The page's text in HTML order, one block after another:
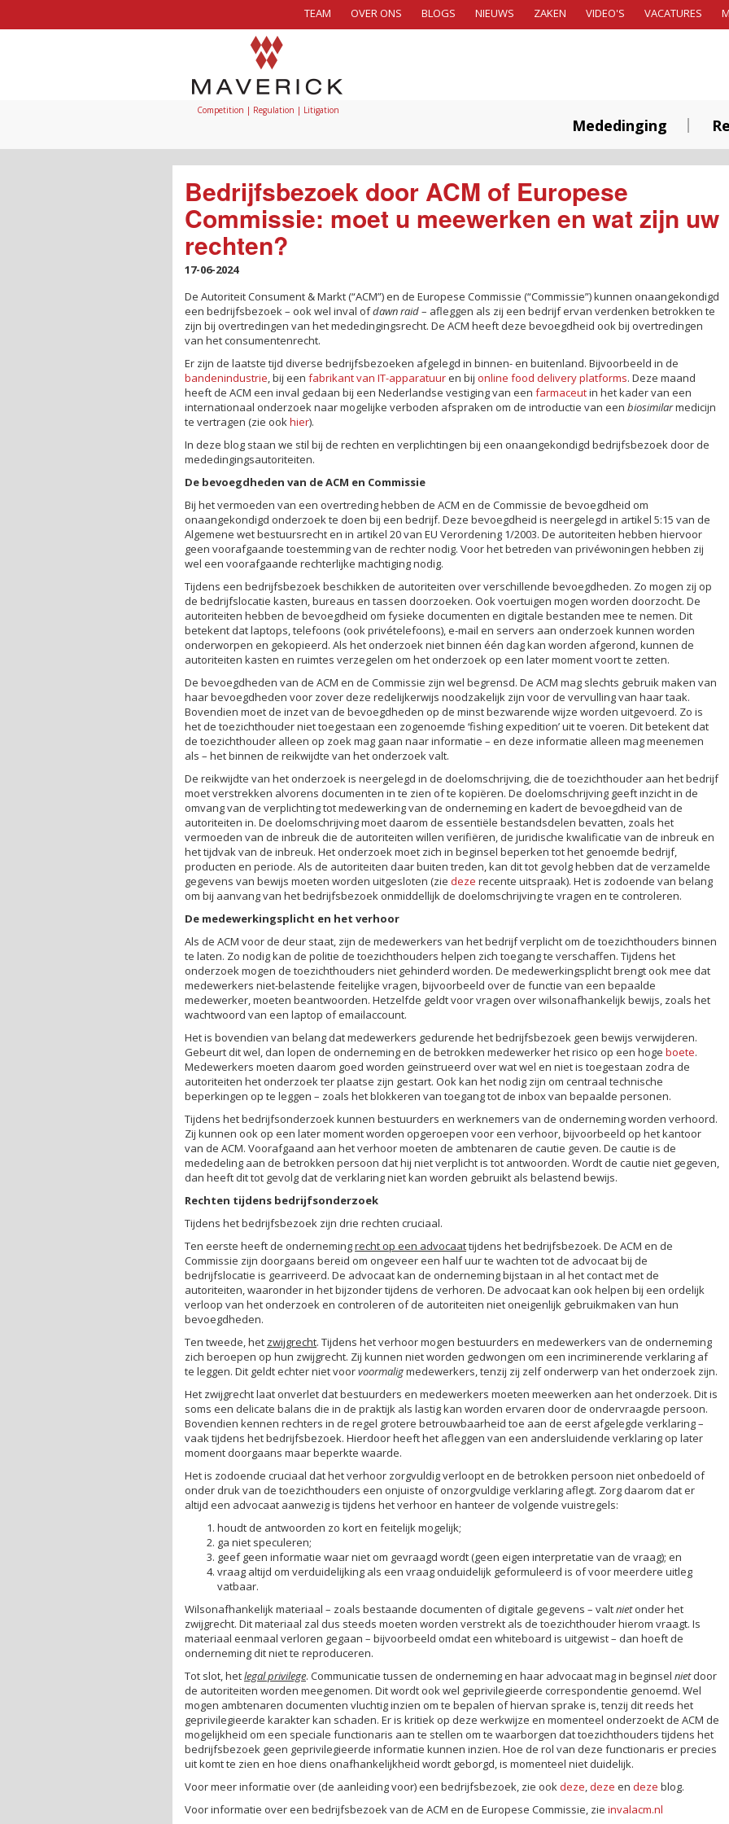
TEAM OVER ONS BLOGS NIEUWS ZAKEN VIDEO'S VACATURES
Competition | Regulation | Litigation
Mededinging
Bedrijfsbezoek door ACM of Europese
Commissie: moet u meewerken en wat zijn uw
rechten?
17-06-2024
De Autoriteit Consument & Markt (“ACM”) en de Europese Commissie (“Commissie”) kunnen onaangekondigd
een bedrijfsbezoek – ook wel inval ofdawn raid– afleggen als zij een bedrijf ervan verdenken betrokken te
zijn bij overtredingen van het mededingingsrecht. De ACM heeft deze bevoegdheid ook bij overtredingen
van het consumentenrecht.
Er zijn de laatste tijd diverse bedrijfsbezoeken afgelegd in binnen- en buitenland. Bijvoorbeeld in de
bandenindustrie , bij een fabrikant van IT-apparatuuren bij online food delivery platforms. Deze maand
heeft de ACM een inval gedaan bij een Nederlandse vestiging van een farmaceutin het kader van een
internationaal onderzoek naar mogelijke verboden afspraken om de introductie van een biosimilarmedicijn
te vertragen (zie ook hier).
In deze blog staan we stil bij de rechten en verplichtingen bij een onaangekondigd bedrijfsbezoek door de
mededingingsautoriteiten.
De bevoegdheden van de ACM en Commissie
Bij het vermoeden van een overtreding hebben de ACM en de Commissie de bevoegdheid om
onaangekondigd onderzoek te doen bij een bedrijf. Deze bevoegdheid is neergelegd in artikel 5:15 van de
Algemene wet bestuursrecht en in artikel 20 van EU Verordening 1/2003. De autoriteiten hebben hiervoor
geen voorafgaande toestemming van de rechter nodig. Voor het betreden van privéwoningen hebben zij
wel een voorafgaande rechterlijke machtiging nodig.
Tijdens een bedrijfsbezoek beschikken de autoriteiten over verschillende bevoegdheden. Zo mogen zij op
de bedrijfslocatie kasten, bureaus en tassen doorzoeken. Ook voertuigen mogen worden doorzocht. De
autoriteiten hebben de bevoegdheid om fysieke documenten en digitale bestanden mee te nemen. Dit
betekent dat laptops, telefoons (ook privételefoons), e-mail en servers aan onderzoek kunnen worden
onderworpen en gekopieerd. Als het onderzoek niet binnen één dag kan worden afgerond, kunnen de
autoriteiten kasten en ruimtes verzegelen om het onderzoek op een later moment voort te zetten.
De bevoegdheden van de ACM en de Commissie zijn wel begrensd. De ACM mag slechts gebruik maken van
haar bevoegdheden voor zover deze redelijkerwijs noodzakelijk zijn voor de vervulling van haar taak.
Bovendien moet de inzet van de bevoegdheden op de minst bezwarende wijze worden uitgevoerd. Zo is
het de toezichthouder niet toegestaan een zogenoemde ‘fishing expedition’ uit te voeren. Dit betekent dat
de toezichthouder alleen op zoek mag gaan naar informatie – en deze informatie alleen mag meenemen
als – het binnen de reikwijdte van het onderzoek valt.
De reikwijdte van het onderzoek is neergelegd in de doelomschrijving, die de toezichthouder aan het bedrijf
moet verstrekken alvorens documenten in te zien of te kopiëren. De doelomschrijving geeft inzicht in de
omvang van de verplichting tot medewerking van de onderneming en kadert de bevoegdheid van de
autoriteiten in. De doelomschrijving moet daarom de essentiële bestandsdelen bevatten, zoals het
vermoeden van de inbreuk die de autoriteiten willen verifiëren, de juridische kwalificatie van de inbreuk en
het tijdvak van de inbreuk. Het onderzoek moet zich in beginsel beperken tot het genoemde bedrijf,
producten en periode. Als de autoriteiten daar buiten treden, kan dit tot gevolg hebben dat de verzamelde
gegevens van bewijs moeten worden uitgesloten (zie deze recente uitspraak). Het is zodoende van belang
om bij aanvang van het bedrijfsbezoek onmiddellijk de doelomschrijving te vragen en te controleren.
De medewerkingsplicht en het verhoor
Als de ACM voor de deur staat, zijn de medewerkers van het bedrijf verplicht om de toezichthouders binnen
te laten. Zo nodig kan de politie de toezichthouders helpen zich toegang te verschaffen. Tijdens het
onderzoek mogen de toezichthouders niet gehinderd worden. De medewerkingsplicht brengt ook mee dat
medewerkers niet-belastende feitelijke vragen, bijvoorbeeld over de functie van een bepaalde
medewerker, moeten beantwoorden. Hetzelfde geldt voor vragen over wilsonafhankelijk bewijs, zoals het
wachtwoord van een laptop of emailaccount.
Het is bovendien van belang dat medewerkers gedurende het bedrijfsbezoek geen bewijs verwijderen.
Gebeurt dit wel, dan lopen de onderneming en de betrokken medewerker het risico op een hoge boete.
Medewerkers moeten daarom goed worden geïnstrueerd over wat wel en niet is toegestaan zodra de
autoriteiten het onderzoek ter plaatse zijn gestart. Ook kan het nodig zijn om centraal technische
beperkingen op te leggen – zoals het blokkeren van toegang tot de inbox van bepaalde personen.
Tijdens het bedrijfsonderzoek kunnen bestuurders en werknemers van de onderneming worden verhoord.
Zij kunnen ook op een later moment worden opgeroepen voor een verhoor, bijvoorbeeld op het kantoor
van de ACM. Voorafgaand aan het verhoor moeten de ambtenaren de cautie geven. De cautie is de
mededeling aan de betrokken persoon dat hij niet verplicht is tot antwoorden. Wordt de cautie niet gegeven,
dan heeft dit tot gevolg dat de verklaring niet kan worden gebruikt als belastend bewijs.
Rechten tijdens bedrijfsonderzoek
Tijdens het bedrijfsbezoek zijn drie rechten cruciaal.
Ten eerste heeft de ondernemingrecht op een advocaattijdens het bedrijfsbezoek. De ACM en de
Commissie zijn doorgaans bereid om ongeveer een half uur te wachten tot de advocaat bij de
bedrijfslocatie is gearriveerd. De advocaat kan de onderneming bijstaan in al het contact met de
autoriteiten, waaronder in het bijzonder tijdens de verhoren. De advocaat kan ook helpen bij een ordelijk
verloop van het onderzoek en controleren of de autoriteiten niet oneigenlijk gebruikmaken van hun
bevoegdheden.
Ten tweede, het zwijgrecht. Tijdens het verhoor mogen bestuurders en medewerkers van de onderneming
zich beroepen op hun zwijgrecht. Zij kunnen niet worden gedwongen om een incriminerende verklaring af
te leggen. Dit geldt echter niet voorvoormaligmedewerkers, tenzij zij zelf onderwerp van het onderzoek zijn.
Het zwijgrecht laat onverlet dat bestuurders en medewerkers moeten meewerken aan het onderzoek. Dit is
soms een delicate balans die in de praktijk als lastig kan worden ervaren door de ondervraagde persoon.
Bovendien kennen rechters in de regel grotere betrouwbaarheid toe aan de eerst afgelegde verklaring –
vaak tijdens het bedrijfsbezoek. Hierdoor heeft het afleggen van een andersluidende verklaring op later
moment doorgaans maar beperkte waarde.
Het is zodoende cruciaal dat het verhoor zorgvuldig verloopt en de betrokken persoon niet onbedoeld of
onder druk van de toezichthouders een onjuiste of onzorgvuldige verklaring aflegt. Zorg daarom dat er
altijd een advocaat aanwezig is tijdens het verhoor en hanteer de volgende vuistregels:
houdt de antwoorden zo kort en feitelijk mogelijk;
ga niet speculeren;
geef geen informatie waar niet om gevraagd wordt (geen eigen interpretatie van de vraag); en
vraag altijd om verduidelijking als een vraag onduidelijk geformuleerd is of voor meerdere uitleg
vatbaar.
Wilsonafhankelijk materiaal – zoals bestaande documenten of digitale gegevens – valtnietonder het
zwijgrecht. Dit materiaal zal dus steeds moeten worden verstrekt als de toezichthouder hierom vraagt. Is
materiaal eenmaal verloren gegaan – bijvoorbeeld omdat een whiteboard is uitgewist – dan hoeft de
onderneming dit niet te reproduceren.
Tot slot, hetlegal privilege. Communicatie tussen de onderneming en haar advocaat mag in beginsel nietdoor
de autoriteiten worden meegenomen. Dit wordt ook wel geprivilegieerde correspondentie genoemd. Wel
mogen ambtenaren documenten vluchtig inzien om te bepalen of hiervan sprake is, tenzij dit reeds het
geprivilegieerde karakter kan schaden. Er is kritiek op deze werkwijze en momenteel onderzoekt de ACM de
mogelijkheid om een speciale functionaris aan te stellen om te waarborgen dat toezichthouders tijdens het
bedrijfsbezoek geen geprivilegieerde informatie kunnen inzien. Hoe de rol van deze functionaris er precies
uit komt te zien en hoe diens onafhankelijkheid wordt geborgd, is momenteel niet duidelijk.
Voor meer informatie over (de aanleiding voor) een bedrijfsbezoek, zie ook deze deze en deze blog.
Voor informatie over een bedrijfsbezoek van de ACM en de Europese Commissie, zie invalacm.nl